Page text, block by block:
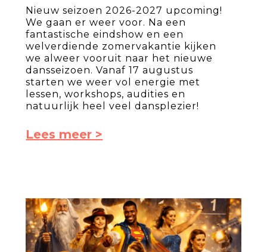
Nieuw seizoen 2026-2027 upcoming!
We gaan er weer voor. Na een
fantastische eindshow en een
welverdiende zomervakantie kijken
we alweer vooruit naar het nieuwe
dansseizoen. Vanaf 17 augustus
starten we weer vol energie met
lessen, workshops, audities en
natuurlijk heel veel dansplezier!
Lees meer >